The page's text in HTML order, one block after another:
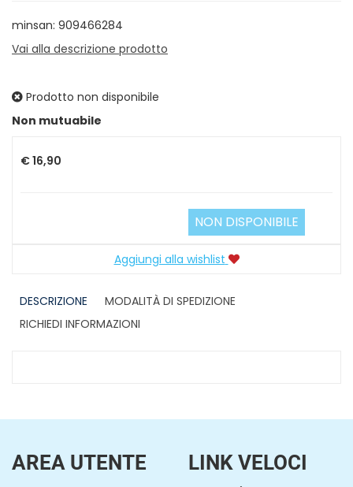
minsan: 909466284
Vai alla descrizione prodotto
Prodotto non disponibile
Non mutuabile
Prezzo
€ 16,90
NON DISPONIBILE
Aggiungi alla wishlist
DESCRIZIONE
MODALITÀ DI SPEDIZIONE
RICHIEDI INFORMAZIONI
AREA UTENTE LINK VELOCI